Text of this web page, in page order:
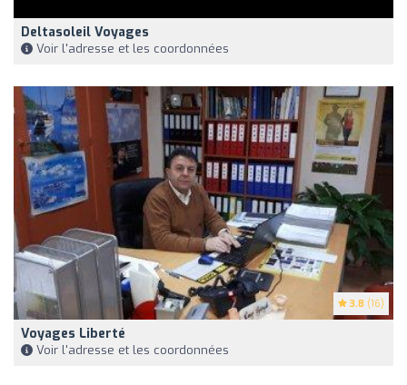
Deltasoleil Voyages
Voir l'adresse et les coordonnées
3.8 (16)
Voyages Liberté
Voir l'adresse et les coordonnées